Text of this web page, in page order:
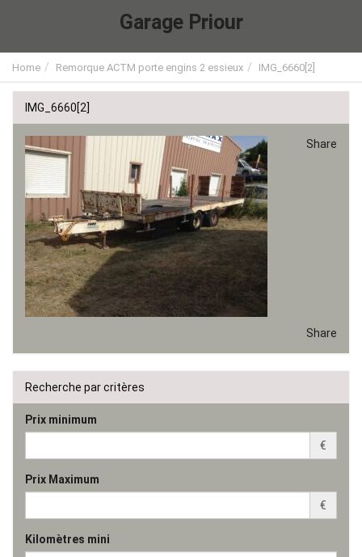
Garage Priour
Home Remorque ACTM porte engins 2 essieux IMG_6660[2]
IMG_6660[2]
Share
Share
Recherche par critères
Prix minimum
€
Prix Maximum
€
Kilomètres mini